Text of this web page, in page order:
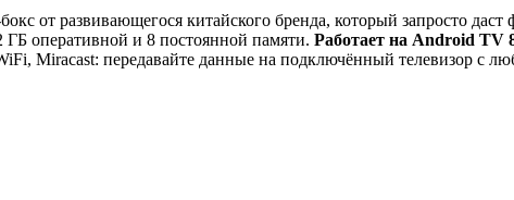
от развивающегося китайского бренда, который запросто
оперативной и 8 постоянной памяти. Работает на Android TV
Miracast: передавайте данные на подключённый телевизор с